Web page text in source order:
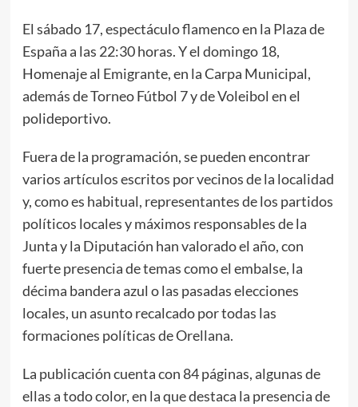
El sábado 17, espectáculo flamenco en la Plaza de
España a las 22:30 horas. Y el domingo 18,
Homenaje al Emigrante, en la Carpa Municipal,
además de Torneo Fútbol 7 y de Voleibol en el
polideportivo.
Fuera de la programación, se pueden encontrar
varios artículos escritos por vecinos de la localidad
y, como es habitual, representantes de los partidos
políticos locales y máximos responsables de la
Junta y la Diputación han valorado el año, con
fuerte presencia de temas como el embalse, la
décima bandera azul o las pasadas elecciones
locales, un asunto recalcado por todas las
formaciones políticas de Orellana.
La publicación cuenta con 84 páginas, algunas de
ellas a todo color, en la que destaca la presencia de